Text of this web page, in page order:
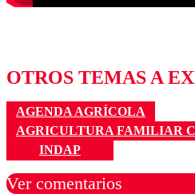
OTROS TEMAS A
AGENDA AGRÍCOLA
AGRICULTURA FAMILIAR
INDAP
Ver comentarios